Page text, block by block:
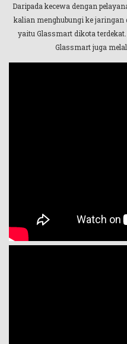
Daripada kecewa dengan
kalian menghubungi ke jaringan
yaitu Glassmart dikota
Glassmart juga